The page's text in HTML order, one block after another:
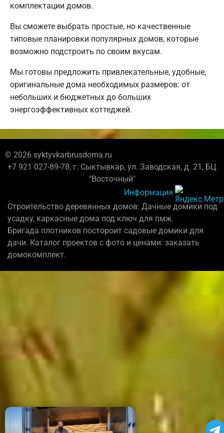
комплектации домов.
Вы сможете выбрать простые, но качественные
типовые планировки популярных домов, которые
возможно подстроить по своим вкусам.
Мы готовы предложить привлекательные, удобные,
оригинальные дома необходимых размеров: от
небольших и бюджетных до больших
энергоэффективных коттеджей.
© 2026 syktyvkarbrusdoma.ru
+7 921 027-89-78; г. Сыктывкар, ул. Заводская, д. 21, БЦ
"Восточный"
Информация
Строительство деревянных домов: Дачные домики под
усадку, каркасные дома под ключ для пмж.
Бригада плотников постороит садовые домики для
дачи. Каталог проектов с фото и ценами: заказать
домокомплект.